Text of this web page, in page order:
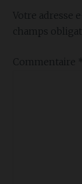
Votre adresse
champs
Commentaire *